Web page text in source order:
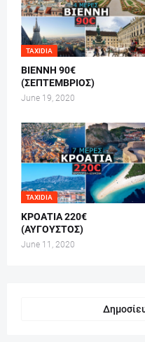
TAXIDIA
ΒΙΕΝΝΗ 90€
(ΣΕΠΤΕΜΒΡΙΟΣ)
June 19, 2020
TAXIDIA
ΚΡΟΑΤΙΑ 220€
(ΑΥΓΟΥΣΤΟΣ)
June 11, 2020